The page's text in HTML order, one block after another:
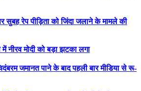
सुबह रेप पीड़िता को जिंदा जलाने के मामले की
नीरव मोदी को बड़ा झटका लगा
जमानत पाने के बाद पहली बार मीडिया से रू-